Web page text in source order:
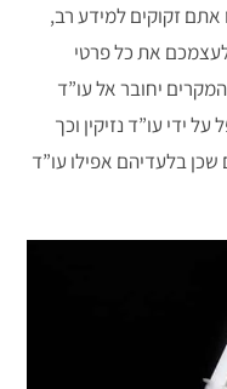
אתם זקוקים למידע רב,
את כל פרטי
יחובר אל עו”ד
ידי עו”ד נזיקין וכך
בלעדיהם אפילו עו”ד